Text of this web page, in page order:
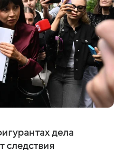
дела
следствия